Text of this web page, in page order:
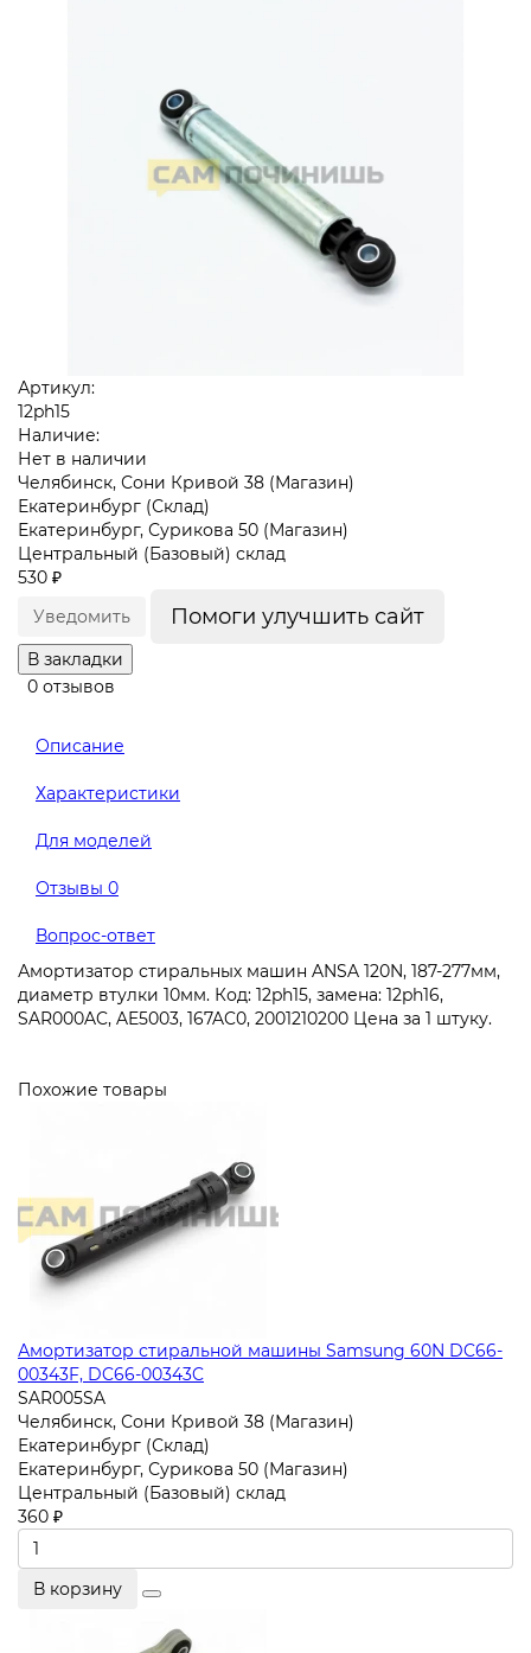
Артикул:
12ph15
Наличие:
Нет в наличии
Челябинск, Сони Кривой 38 (Магазин)
Екатеринбург (Склад)
Екатеринбург, Сурикова 50 (Магазин)
Центральный (Базовый) склад
530 ₽
Уведомить
Помоги улучшить сайт
В закладки
0 отзывов
Описание
Характеристики
Для моделей
Отзывы 0
Вопрос-ответ
Амортизатор стиральных машин ANSA 120N, 187-277мм,
диаметр втулки 10мм. Код: 12ph15, замена: 12ph16,
SAR000AC, AE5003, 167AC0, 2001210200 Цена за 1 штуку.
Похожие товары
Амортизатор стиральной машины Samsung 60N DC66-
00343F, DC66-00343C
SAR005SA
Челябинск, Сони Кривой 38 (Магазин)
Екатеринбург (Склад)
Екатеринбург, Сурикова 50 (Магазин)
Центральный (Базовый) склад
360 ₽
В корзину